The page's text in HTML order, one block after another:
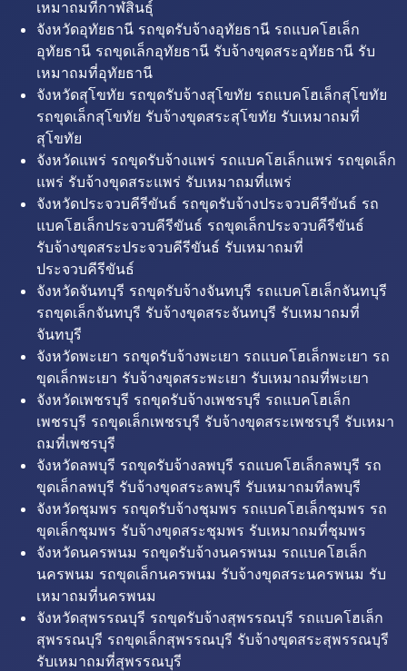
เหมาถมที่กาฬสินธุ์
จังหวัดอุทัยธานี รถขุดรับจ้างอุทัยธานี รถแบคโฮเล็ก
อุทัยธานี รถขุดเล็กอุทัยธานี รับจ้างขุดสระอุทัยธานี รับ
เหมาถมที่อุทัยธานี
จังหวัดสุโขทัย รถขุดรับจ้างสุโขทัย รถแบคโฮเล็กสุโขทัย
รถขุดเล็กสุโขทัย รับจ้างขุดสระสุโขทัย รับเหมาถมที่
สุโขทัย
จังหวัดแพร่ รถขุดรับจ้างแพร่ รถแบคโฮเล็กแพร่ รถขุดเล็ก
แพร่ รับจ้างขุดสระแพร่ รับเหมาถมที่แพร่
จังหวัดประจวบคีรีขันธ์ รถขุดรับจ้างประจวบคีรีขันธ์ รถ
แบคโฮเล็กประจวบคีรีขันธ์ รถขุดเล็กประจวบคีรีขันธ์
รับจ้างขุดสระประจวบคีรีขันธ์ รับเหมาถมที่
ประจวบคีรีขันธ์
จังหวัดจันทบุรี รถขุดรับจ้างจันทบุรี รถแบคโฮเล็กจันทบุรี
รถขุดเล็กจันทบุรี รับจ้างขุดสระจันทบุรี รับเหมาถมที่
จันทบุรี
จังหวัดพะเยา รถขุดรับจ้างพะเยา รถแบคโฮเล็กพะเยา รถ
ขุดเล็กพะเยา รับจ้างขุดสระพะเยา รับเหมาถมที่พะเยา
จังหวัดเพชรบุรี รถขุดรับจ้างเพชรบุรี รถแบคโฮเล็ก
เพชรบุรี รถขุดเล็กเพชรบุรี รับจ้างขุดสระเพชรบุรี รับเหมา
ถมที่เพชรบุรี
จังหวัดลพบุรี รถขุดรับจ้างลพบุรี รถแบคโฮเล็กลพบุรี รถ
ขุดเล็กลพบุรี รับจ้างขุดสระลพบุรี รับเหมาถมที่ลพบุรี
จังหวัดชุมพร รถขุดรับจ้างชุมพร รถแบคโฮเล็กชุมพร รถ
ขุดเล็กชุมพร รับจ้างขุดสระชุมพร รับเหมาถมที่ชุมพร
จังหวัดนครพนม รถขุดรับจ้างนครพนม รถแบคโฮเล็ก
นครพนม รถขุดเล็กนครพนม รับจ้างขุดสระนครพนม รับ
เหมาถมที่นครพนม
จังหวัดสุพรรณบุรี รถขุดรับจ้างสุพรรณบุรี รถแบคโฮเล็ก
สุพรรณบุรี รถขุดเล็กสุพรรณบุรี รับจ้างขุดสระสุพรรณบุรี
รับเหมาถมที่สุพรรณบุรี